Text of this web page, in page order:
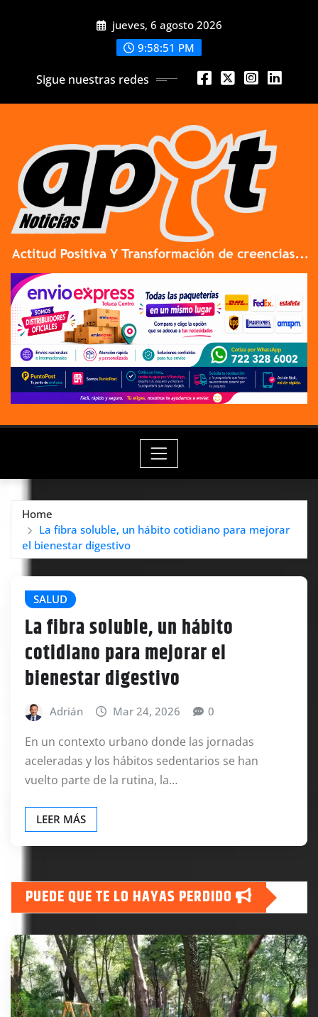
jueves, 6 agosto 2026
9:58:52 PM
Sigue nuestras redes
Home
La fibra soluble, un hábito cotidiano para mejorar
el bienestar digestivo
SALUD
La fibra soluble, un hábito
cotidiano para mejorar el
bienestar digestivo
Adrián Mar 24, 2026 0
En un contexto urbano donde las jornadas
aceleradas y los hábitos sedentarios se han
vuelto parte de la rutina, la…
LEER MÁS
PUEDE QUE TE LO HAYAS PERDIDO